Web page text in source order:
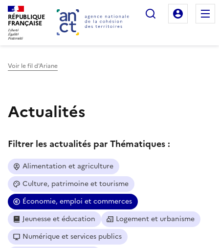
RÉPUBLIQUE
FRANÇAISE
Rechercher
Mon
Voir le fil d'Ariane
Actualités
Filtrer les actualités par Thématiques :
Alimentation et agriculture
Culture, patrimoine et tourisme
Économie, emploi et commerces
Jeunesse et éducation
Logement et urbanisme
Numérique et services publics